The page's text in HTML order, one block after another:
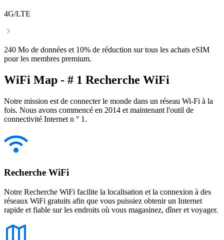
4G/LTE
240 Mo de données et 10% de réduction sur tous les achats eSIM
pour les membres premium.
WiFi Map - # 1 Recherche WiFi
Notre mission est de connecter le monde dans un réseau Wi-Fi à la
fois. Nous avons commencé en 2014 et maintenant l'outil de
connectivité Internet n ° 1.
Recherche WiFi
Notre Recherche WiFi facilite la localisation et la connexion à des
réseaux WiFi gratuits afin que vous puissiez obtenir un Internet
rapide et fiable sur les endroits où vous magasinez, dîner et voyager.